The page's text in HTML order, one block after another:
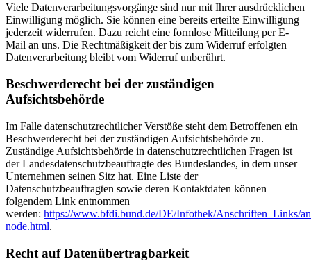
Viele Datenverarbeitungsvorgänge sind nur mit Ihrer ausdrücklichen
Einwilligung möglich. Sie können eine bereits erteilte Einwilligung
jederzeit widerrufen. Dazu reicht eine formlose Mitteilung per E-
Mail an uns. Die Rechtmäßigkeit der bis zum Widerruf erfolgten
Datenverarbeitung bleibt vom Widerruf unberührt.
Beschwerderecht bei der zuständigen
Aufsichtsbehörde
Im Falle datenschutzrechtlicher Verstöße steht dem Betroffenen ein
Beschwerderecht bei der zuständigen Aufsichtsbehörde zu.
Zuständige Aufsichtsbehörde in datenschutzrechtlichen Fragen ist
der Landesdatenschutzbeauftragte des Bundeslandes, in dem unser
Unternehmen seinen Sitz hat. Eine Liste der
Datenschutzbeauftragten sowie deren Kontaktdaten können
folgendem Link entnommen
werden: https://www.bfdi.bund.de/DE/Infothek/Anschriften_Links/
node.html.
Recht auf Datenübertragbarkeit